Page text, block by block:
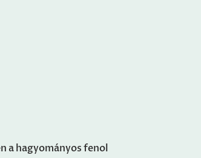
a hagyományos fenol